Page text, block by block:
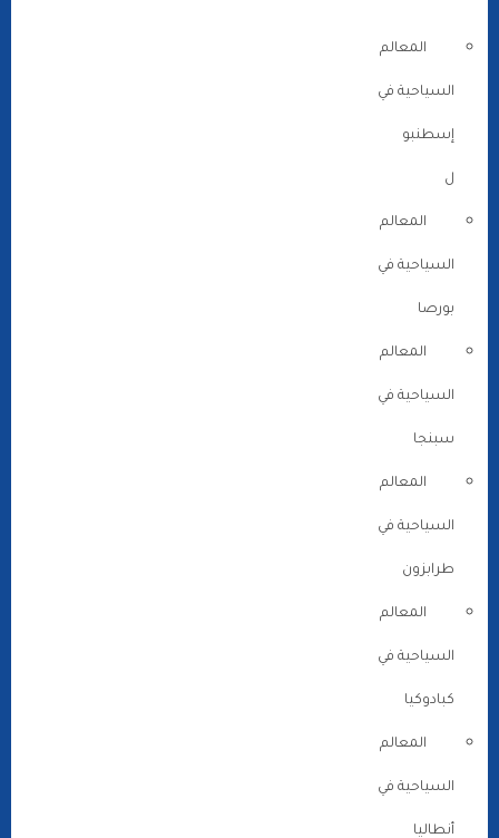
المعالم
السياحية في
إسطنبو
ل
المعالم
السياحية في
بورصا
المعالم
السياحية في
سبنجا
المعالم
السياحية في
طرابزون
المعالم
السياحية في
كبادوكيا
المعالم
السياحية في
أنطاليا